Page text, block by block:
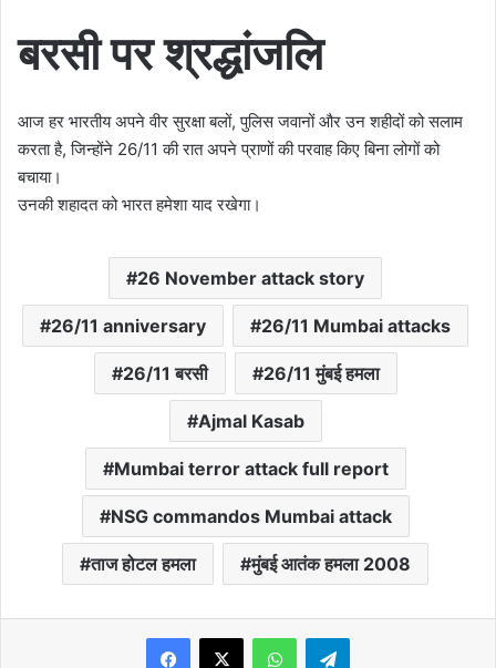
बरसी पर श्रद्धांजलि
आज हर भारतीय अपने वीर सुरक्षा बलों, पुलिस जवानों और उन शहीदों को सलाम
करता है, जिन्होंने 26/11 की रात अपने प्राणों की परवाह किए बिना लोगों को
बचाया।
उनकी शहादत को भारत हमेशा याद रखेगा।
26 November attack story
26/11 anniversary 26/11 Mumbai attacks
26/11 बरसी 26/11 मुंबई हमला
Ajmal Kasab
Mumbai terror attack full report
NSG commandos Mumbai attack
ताज होटल हमला मुंबई आतंक हमला 2008
WhatsAppTelegram